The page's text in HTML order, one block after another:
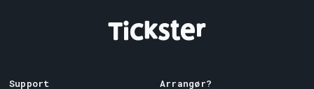
Support Arrangør?